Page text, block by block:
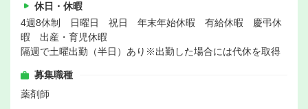
休日・休暇
4週8休制 日曜日 祝日 年末年始休暇 有給休暇 慶弔休
暇 出産・育児休暇
隔週で土曜出勤（半日）あり※出勤した場合には代休を取得
募集職種
薬剤師